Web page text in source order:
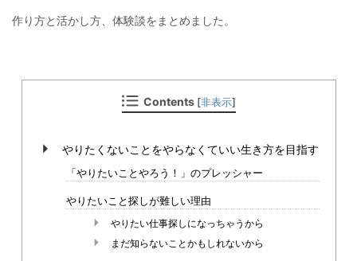
作り方と活かし方、体験談をまとめました。
Contents [非表示]
やりたくないことをやらなくていい生き方を目指す
「やりたいことやろう！」のプレッシャー
やりたいこと探しが難しい理由
やりたい仕事探しになっちゃうから
まだ知らないことかもしれないから